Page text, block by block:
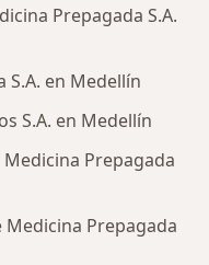
Prepagada S.A.
en Medellín
S.A. en Medellín
Prepagada
Prepagada